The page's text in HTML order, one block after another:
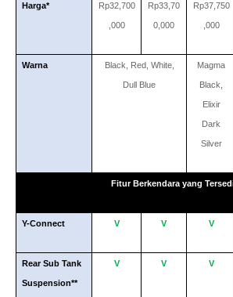
Harga* Rp32,700
,000
Rp33,70
0,000
Rp37,750
,000
Warna Black, Red, White,
Dull Blue
Magma
Black,
Elixir
Dark
Silver
Fitur Berkendara yang
Y-Connect V V V
Rear Sub Tank
Suspension**
V V V